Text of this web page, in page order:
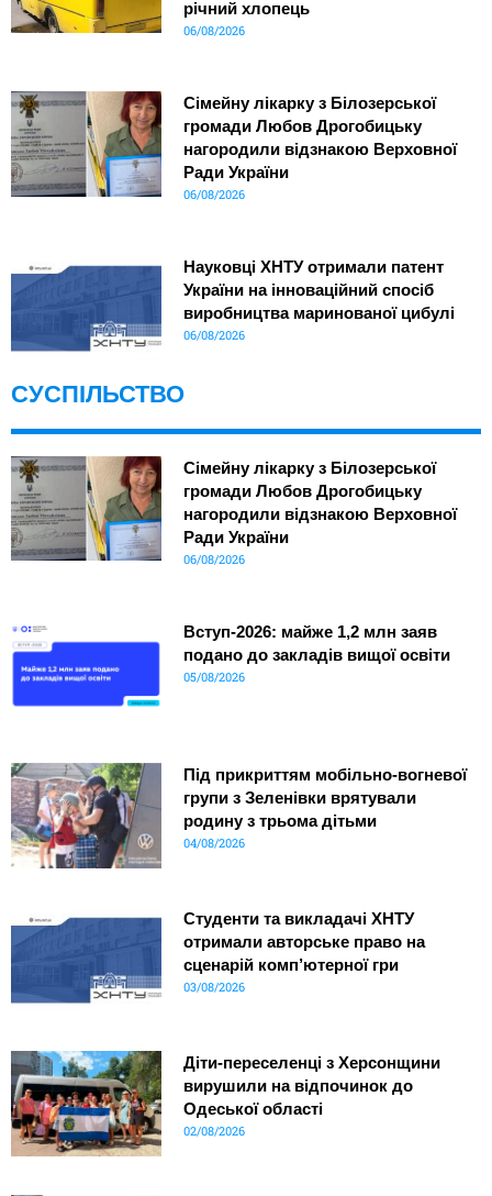
річний хлопець
06/08/2026
Сімейну лікарку з Білозерської
громади Любов Дрогобицьку
нагородили відзнакою Верховної
Ради України
06/08/2026
Науковці ХНТУ отримали патент
України на інноваційний спосіб
виробництва маринованої цибулі
06/08/2026
СУСПІЛЬСТВО
Сімейну лікарку з Білозерської
громади Любов Дрогобицьку
нагородили відзнакою Верховної
Ради України
06/08/2026
Вступ-2026: майже 1,2 млн заяв
подано до закладів вищої освіти
05/08/2026
Під прикриттям мобільно-вогневої
групи з Зеленівки врятували
родину з трьома дітьми
04/08/2026
Студенти та викладачі ХНТУ
отримали авторське право на
сценарій комп’ютерної гри
03/08/2026
Діти-переселенці з Херсонщини
вирушили на відпочинок до
Одеської області
02/08/2026